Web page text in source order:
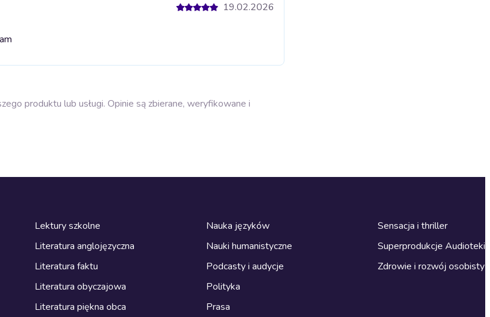
19.02.2026
produktu lub usługi. Opinie są zbierane, weryfikowane i
Lektury szkolne
Literatura anglojęzyczna
Literatura faktu
Literatura obyczajowa
Literatura piękna obca
Nauka języków
Nauki humanistyczne
Podcasty i audycje
Polityka
Prasa
Sensacja i thriller
Superprodukcje Audioteki
Zdrowie i rozwój osobisty